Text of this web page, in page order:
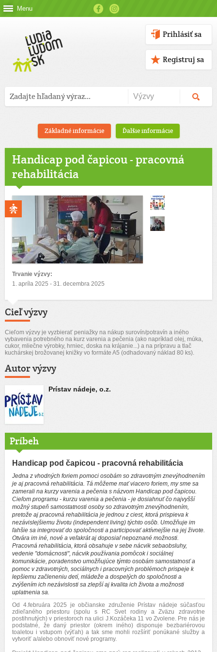
Menu
Prihlásiť sa
Registruj sa
Základné informácie Ďalšie informácie
Handicap pod čapicou - pracovná
rehabilitácia
Trvanie výzvy:
1. apríla 2025 - 31. decembra 2025
Cieľ výzvy
Cieľom výzvy je vyzbierať peniažky na nákup surovín/potravín a iného
vybavenia potrebného na kurz varenia a pečenia (ako napríklad olej, múka,
cukor, mliečne výrobky, hrniec, doska na krájanie...) a na prípravu a tlač
kuchárskej brožovanej knižky vo formáte A5 (odhadovaný náklad 80 ks).
Autor výzvy
Prístav nádeje, o.z.
Príbeh
Handicap pod čapicou - pracovná rehabilitácia
Jedna z vhod­ných foriem pomoci osobám so zdravotným znevýhodnením
je aj pracovná rehabilitácia. Tá môžeme mať viacero foriem, my sme sa
zamerali na kurzy varenia a pečenia s názvom Handicap pod čapicou.
Cieľom programu - kurzu varenia a pečenia - je dosiahnuť čo najvyšší
možný stupeň samostatnosti osoby so zdravotným znevýhodnením,
pretože aj pracovná rehabilitácia je jednou z ciest, ktorá prispieva k
nezávislejšiemu životu (independent living) týchto osôb. Umožňuje im
ľahšie sa integrovať do spoločnosti a participovať aktívnejšie na jej živote.
Otvára im iné, nové a veľakrát aj doposiaľ nepoznané možnosti.
Pracovná rehabilitácia, ktorá obsahuje v sebe nácvik sebaobsluhy,
vedenie "domácnosti", nácvik používania pomôcok i sociálnej
komunikácie, poradenstvo umožňujúce týmto osobám samostatnosť a
pomoc v zdravotných, sociálnych i pracovných problémoch prispeje k
lepšiemu začleneniu detí, mládeže a dospelých do spoločnosti a
zvýšením ich nezávislosti sa zlepší aj kvalita ich života a možnosti
uplatnenia sa.
Od 4.februára 2025 je občianske združenie Prístav nádeje súčasťou
zdieľaného priestoru (spolu s RC Svet rodiny a Zväzu zdravotne
postihnutých) v priestoroch na ulici J.Kozáčeka 11 vo Zvolene. Pre nás je
podstatné, že daný priestor (okrem iného) disponuje bezbariérovou
toaletou i vstupom (výťah) a tak sme mohli rozšíriť ponúkané služby a
vytvoriť a/alebo obnoviť nové programy.